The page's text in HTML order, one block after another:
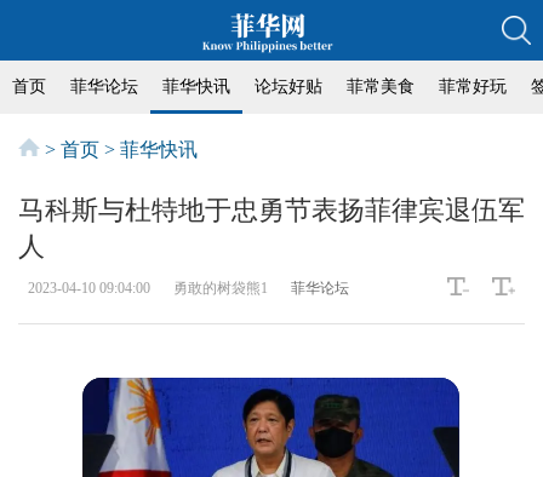
首页 菲华论坛 菲华快讯 论坛好贴 菲常美食 菲常好玩
> 首页 > 菲华快讯
马科斯与杜特地于忠勇节表扬菲律宾退伍军
人
2023-04-10 09:04:00 勇敢的树袋熊1 菲华论坛